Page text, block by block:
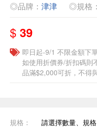
◎品牌： 津津 ◎規格
$ 39
即日起-9/1 不限金額下
如使用折價券/折扣碼則
品滿$2,000可折，不得
規格： 請選擇數量、規格